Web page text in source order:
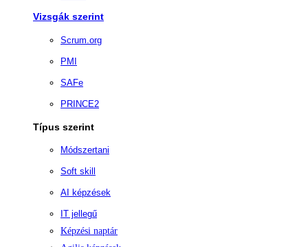
Vizsgák szerint
Scrum.org
PMI
SAFe
PRINCE2
Típus szerint
Módszertani
Soft skill
AI képzések
IT jellegű
Képzési naptár